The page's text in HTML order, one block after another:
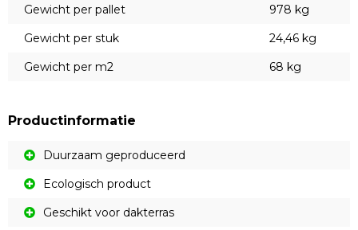
Gewicht per pallet
978 kg
Gewicht per stuk
24,46 kg
Gewicht per m2
68 kg
Productinformatie
Duurzaam geproduceerd
Ecologisch product
Geschikt voor dakterras